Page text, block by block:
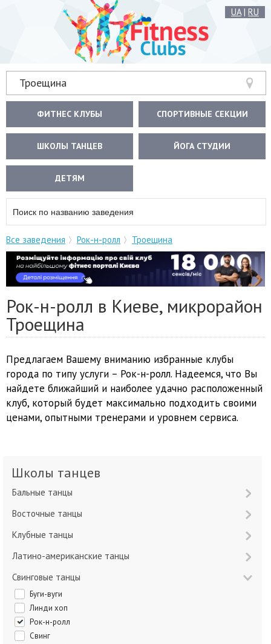
UA| RU
Троещина
ФИТНЕС КЛУБЫ СПОРТИВНЫЕ СЕКЦИИ
ШКОЛЫ ТАНЦЕВ ЙОГА СТУДИИ
ДЕТЯМ
Все заведения Рок-н-ролл Троещина
Рок-н-ролл в Киеве, микрорайон
Троещина
Предлагаем Вашему вниманию избранные клубы
города по типу услуги – Рок-н-ролл. Надеемся, что Вы
найдете ближайший и наиболее удачно расположенный
клуб, который будет максимально подходить своими
ценами, опытными тренерами и уровнем сервиса.
Школы танцев
Бальные танцы
Восточные танцы
Клубные танцы
Латино-американские танцы
Свинговые танцы
Буги-вуги
Линди хоп
Рок-н-ролл
Свинг